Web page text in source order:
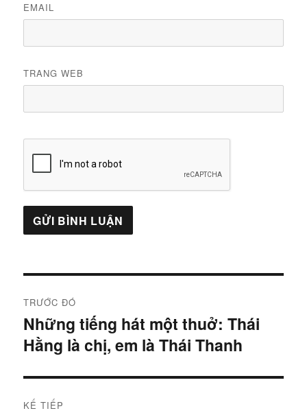
EMAIL
TRANG WEB
hướng
bài
viết
TRƯỚC ĐÓ
Bài
trước:
Những tiếng hát một thuở: Thái
Hằng là chị, em là Thái Thanh
KẾ TIẾP